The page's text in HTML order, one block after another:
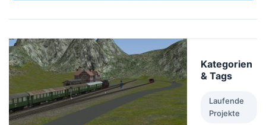
Kategorien
& Tags
Laufende
Projekte